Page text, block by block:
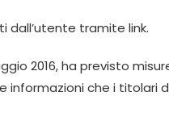
dall’utente tramite link.
2016, ha previsto
informazioni che i titolari